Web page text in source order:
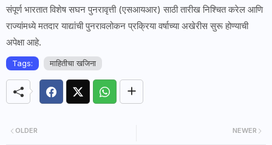
संपूर्ण भारतात विशेष सघन पुनरावृत्ती (एसआयआर) साठी तारीख निश्चित करेल आणि
राज्यांमध्ये मतदार याद्यांची पुनरावलोकन प्रक्रिया वर्षाच्या अखेरीस सुरू होण्याची
अपेक्षा आहे.
Tags: माहितीचा खजिना
NEWER
OLDER